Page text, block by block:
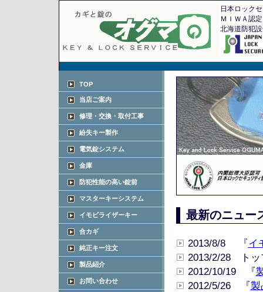
日本ロック
ＭＩＷＡ認
北海道防犯
最新のニュー
2013/8/8 『イ
2013/2/28 トッ
2012/10/19 『
2012/5/26 『製
TOP
当店ご案内
修理・交換・取付工事
紛失キー製作
電気錠システム
金庫
防犯性能の高い錠前
マスターキーシステム
イモビライザーキー
合カギ
純正キー注文
製品紹介
お問い合わせ